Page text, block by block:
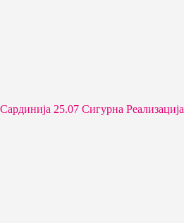
Сардинија 25.07 Сигурна Реализација